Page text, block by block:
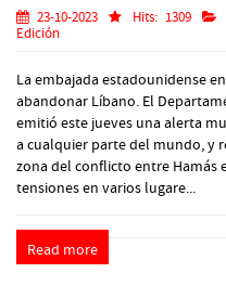
23-10-2023 Hits: 1309
Edición
La embajada estadounidense
abandonar Líbano. El
emitió este jueves una alerta
a cualquier parte del mundo, y
zona del conflicto entre Hamás
tensiones en varios lugare...
Read more